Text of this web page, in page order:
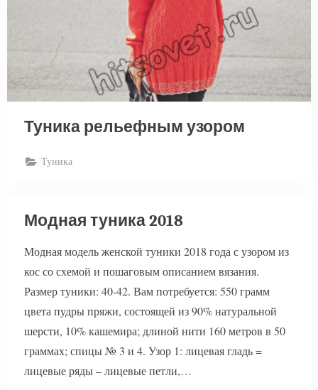
Туника рельефным узором
Туника
Модная туника 2018
Модная модель женской туники 2018 года с узором из
кос со схемой и пошаговым описанием вязания.
Размер туники: 40-42. Вам потребуется: 550 грамм
цвета пудры пряжи, состоящей из 90% натуральной
шерсти, 10% кашемира; длиной нити 160 метров в 50
граммах; спицы № 3 и 4. Узор 1: лицевая гладь =
лицевые ряды – лицевые петли,…